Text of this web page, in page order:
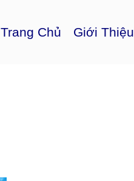
Trang Chủ Giới Thiệu